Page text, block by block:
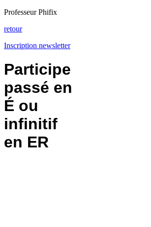
Professeur Phifix
retour
Inscription newsletter
Participe
passé en
É ou
infinitif
en ER